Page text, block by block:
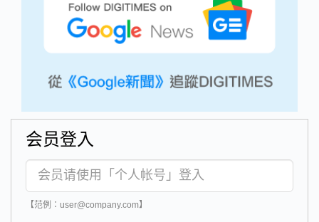
会员登入
【范例：user@company.com】